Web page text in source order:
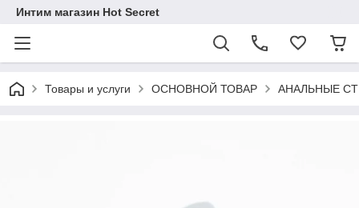
Интим магазин Hot Secret
Товары и услуги ОСНОВНОЙ ТОВАР АНАЛЬНЫЕ